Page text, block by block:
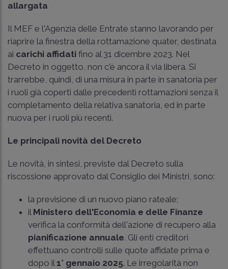
allargata
Il MEF e l'Agenzia delle Entrate stanno lavorando per
riaprire la finestra della rottamazione quater, destinata
ai carichi affidati fino al 31 dicembre 2023. Nel
Decreto in oggetto, non c'è ancora il via libera. Si
trarrebbe, quindi, di una misura in parte in sanatoria per
i ruoli già coperti dalle precedenti rottamazioni senza il
completamento della relativa sanatoria, ed in parte
nuova per i ruoli più recenti.
Le principali novità del Decreto
Le novità, in sintesi, previste dal Decreto sulla
riscossione approvato dal Consiglio dei Ministri, sono:
la previsione di un nuovo piano rateale;
il Ministero dell'Economia e delle Finanze
verifica la conformità dell'azione di recupero alla
pianificazione annuale. Gli enti creditori
effettuano controlli sulle quote affidate prima e
dopo il1° gennaio 2025. Le irregolarità non